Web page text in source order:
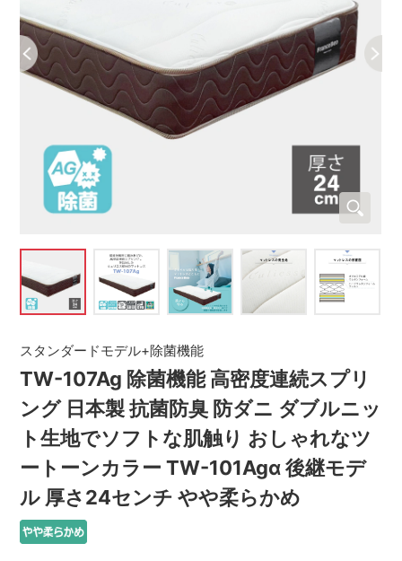
TW-107Ag 除菌機能 高密度連続スプリ
ング 日本製 抗菌防臭 防ダニ ダブルニッ
ト生地でソフトな肌触り おしゃれなツ
ートーンカラー TW-101Agα 後継モデ
ル 厚さ24センチ やや柔らかめ
スタンダードモデル+除菌機能